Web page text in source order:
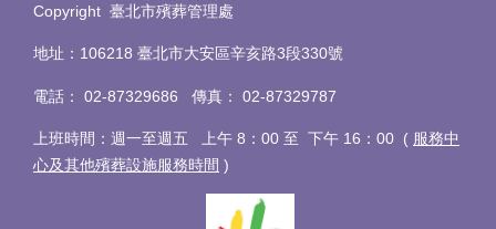
Copyright 臺北市殯葬管理處
地址：106218 臺北市大安區辛亥路3段330號
電話 ： 02-87329686 傳真 ： 02-87329787
上班時間：週一至週五 上午 8：00 至 下午 16：00 ( 服務中
心及其他殯葬設施服務時間 )